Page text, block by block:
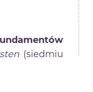
(siedmiu